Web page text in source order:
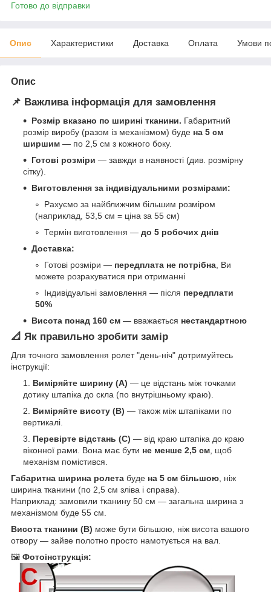
Готово до відправки
Опис Характеристики Доставка Оплата Умови
Опис
📌 Важлива інформація для замовлення
Розмір вказано по ширині тканини. Габаритний
розмір виробу (разом із механізмом) буде на 5 см
ширшим — по 2,5 см з кожного боку.
Готові розміри — завжди в наявності (див. розмірну
сітку).
Виготовлення за індивідуальними розмірами:
Рахуємо за найближчим більшим розміром
(наприклад, 53,5 см = ціна за 55 см)
Термін виготовлення — до 5 робочих днів
Доставка:
Готові розміри — передплата не потрібна , Ви
можете розрахуватися при отриманні
Індивідуальні замовлення — після передплати
50%
Висота понад 160 см — вважається нестандартною
📐 Як правильно зробити замір
Для точного замовлення ролет "день-ніч" дотримуйтесь
інструкції:
Виміряйте ширину (A) — це відстань між точками
дотику штапіка до скла (по внутрішньому краю).
Виміряйте висоту (B) — також між штапіками по
вертикалі.
Перевірте відстань (C) — від краю штапіка до краю
віконної рами. Вона має бути не менше 2,5 см , щоб
механізм помістився.
Габаритна ширина ролета буде на 5 см більшою , ніж
ширина тканини (по 2,5 см зліва і справа).
Наприклад: замовили тканину 50 см — загальна ширина з
механізмом буде 55 см.
Висота тканини (B) може бути більшою, ніж висота вашого
отвору — зайве полотно просто намотується на вал.
🖼 Фотоінструкція: